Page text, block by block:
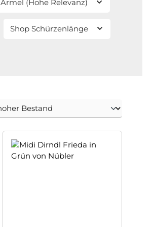
Ärmel (Hohe Relevanz)
Shop Schürzenlänge